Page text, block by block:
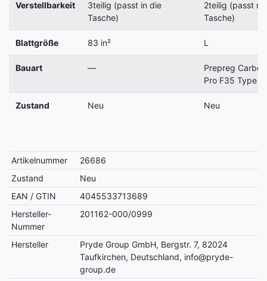
Verstellbarkeit
3teilig (passt in die
Tasche)
2teilig (passt
Tasche)
Blattgröße 83 in² L
Bauart —
Prepreg
Pro F35 Type II
Zustand Neu Neu
Artikelnummer
26686
Zustand
Neu
EAN / GTIN
4045533713689
Hersteller-
Nummer
201162-000/0999
Hersteller
Pryde Group GmbH, Bergstr. 7, 82024
Taufkirchen, Deutschland, info@pryde-
group.de